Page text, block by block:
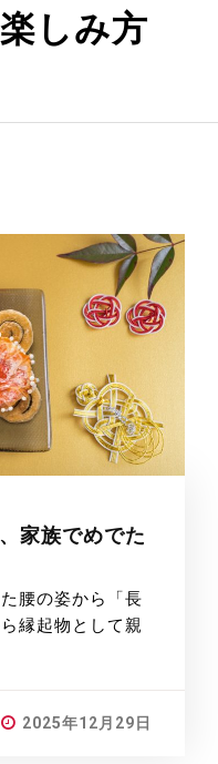
楽しみ方
家族でめでた
腰の姿から「長
縁起物として親
2025年12月29日